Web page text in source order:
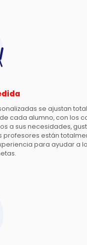
se ajustan
cada alumno, con los
a sus necesidades,
profesores están
para ayudar a